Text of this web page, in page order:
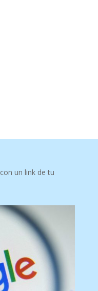
un link de tu